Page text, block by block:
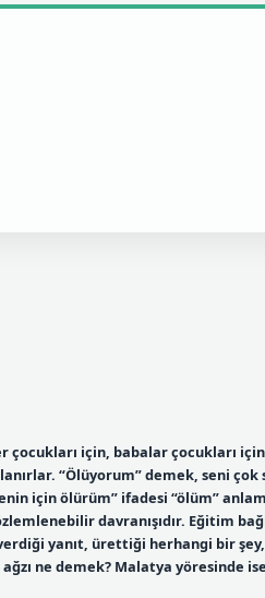
çocukları için, babalar çocukları
“Ölüyorum” demek, seni çok
için ölürüm” ifadesi “ölüm”
davranışıdır. Eğitim
yanıt, ürettiği herhangi bir şey,
ne demek? Malatya yöresinde